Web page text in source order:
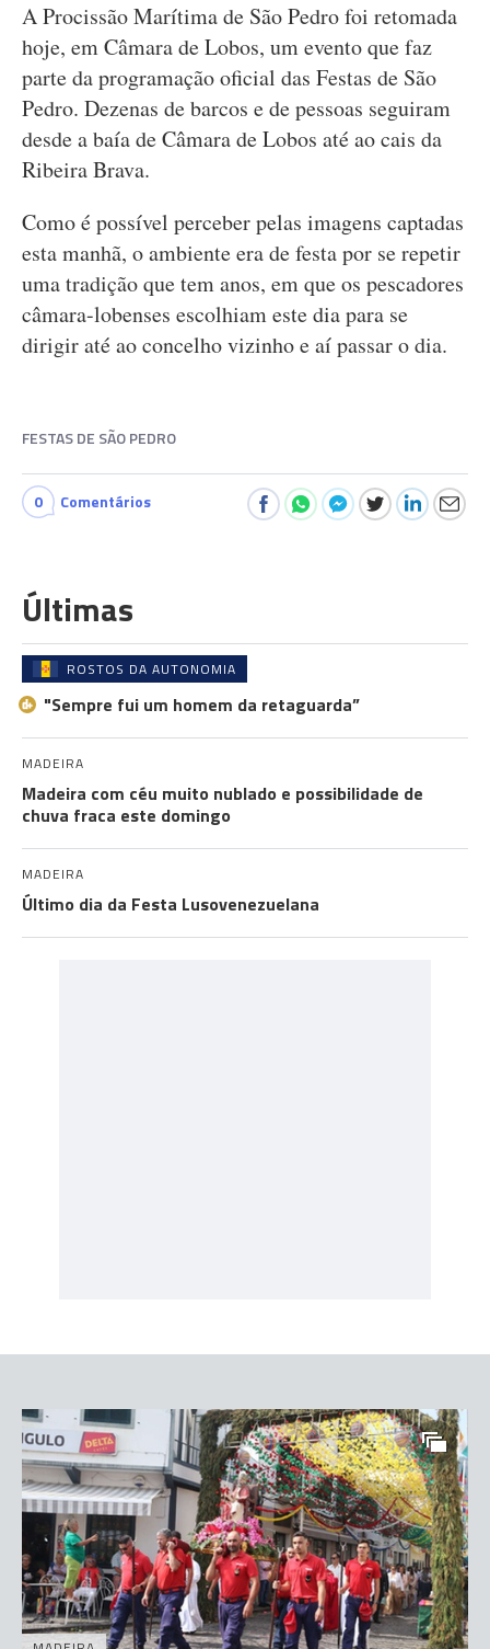
A Procissão Marítima de São Pedro foi retomada
hoje, em Câmara de Lobos, um evento que faz
parte da programação oficial das Festas de São
Pedro. Dezenas de barcos e de pessoas seguiram
desde a baía de Câmara de Lobos até ao cais da
Ribeira Brava.
Como é possível perceber pelas imagens captadas
esta manhã, o ambiente era de festa por se repetir
uma tradição que tem anos, em que os pescadores
câmara-lobenses escolhiam este dia para se
dirigir até ao concelho vizinho e aí passar o dia.
FESTAS DE SÃO PEDRO
0 Comentários
Últimas
ROSTOS DA AUTONOMIA
"Sempre fui um homem da retaguarda”
MADEIRA
Madeira com céu muito nublado e possibilidade de
chuva fraca este domingo
MADEIRA
Último dia da Festa Lusovenezuelana